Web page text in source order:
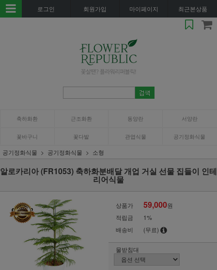
로그인 회원가입 마이페이지 최근본상품
축하화환 근조화환 동양란 서양란
꽃바구니 꽃다발 관엽식물 공기정화식물
공기정화식물 공기정화식물 소형
알로카리아 (FR1053) 축하화분배달 개업 거실 선물 집들이 인테
리어식물
상품가 59,000원
적립금
1%
배송비
(무료)
물받침대